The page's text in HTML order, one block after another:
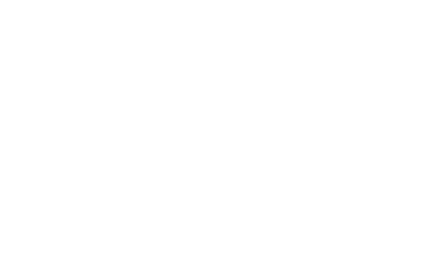
des allocations pour vous aider à y faire face.
Elle est versée chaque année en août, avant la rentrée scolaire.
il faut remplir certaines conditions : être résident en France,
et 16 ans, avoir un revenu modeste.
scolaire varie en fonction des
plus modestes.
devez remplir une demande auprès de la CAF. Il faudra y joindre